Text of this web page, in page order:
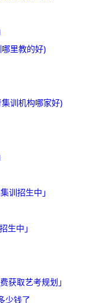
训营招生中」
里教的好)
训机构哪家好)
训招生中」
生中」
获取艺考规划」